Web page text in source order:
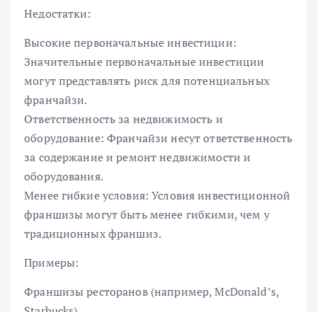
Недостатки:
Высокие первоначальные инвестиции:
Значительные первоначальные инвестиции
могут представлять риск для потенциальных
франчайзи.
Ответственность за недвижимость и
оборудование: Франчайзи несут ответственность
за содержание и ремонт недвижимости и
оборудования.
Менее гибкие условия: Условия инвестиционной
франшизы могут быть менее гибкими, чем у
традиционных франшиз.
Примеры:
Франшизы ресторанов (например, McDonald’s,